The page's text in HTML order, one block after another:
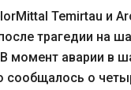
Temirtau и
трагедии на
момент аварии в
сообщалось о